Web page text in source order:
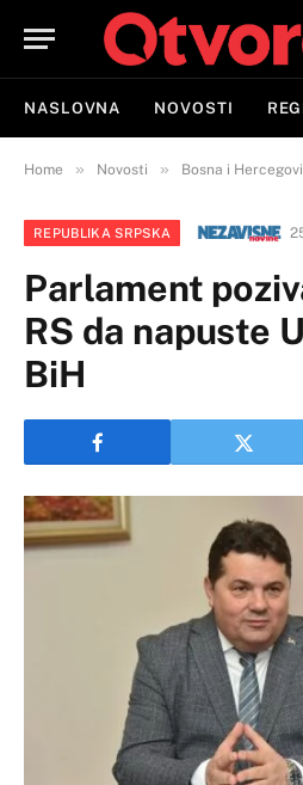
NASLOVNA NOVOSTI
Home » Novosti » Bosna i
REPUBLIKA SRPSKA
Parlament
RS da napuste
BiH